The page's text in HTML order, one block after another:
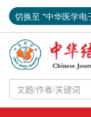
切换至 "中华医学电